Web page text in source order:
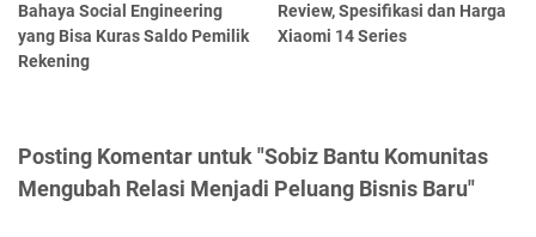
Bahaya Social Engineering
yang Bisa Kuras Saldo Pemilik
Rekening
Review, Spesifikasi dan Harga
Xiaomi 14 Series
Posting Komentar untuk "Sobiz Bantu Komunitas
Mengubah Relasi Menjadi Peluang Bisnis Baru"